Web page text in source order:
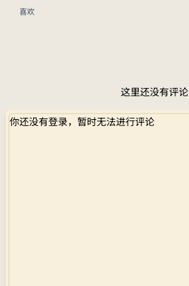
喜欢
这里还没有评论
你还没有登录，暂时无法进行评论